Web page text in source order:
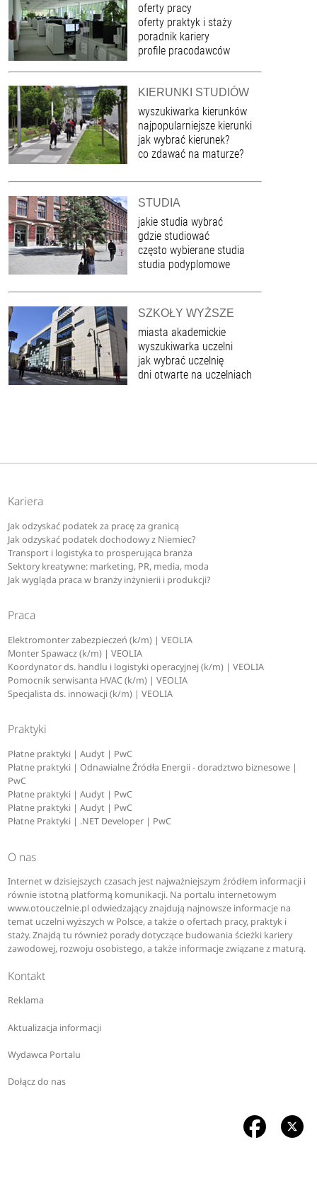
oferty pracy
oferty praktyk i staży
poradnik kariery
profile pracodawców
KIERUNKI STUDIÓW
wyszukiwarka kierunków
najpopularniejsze kierunki
jak wybrać kierunek?
co zdawać na maturze?
STUDIA
jakie studia wybrać
gdzie studiować
często wybierane studia
studia podyplomowe
SZKOŁY WYŻSZE
miasta akademickie
wyszukiwarka uczelni
jak wybrać uczelnię
dni otwarte na uczelniach
Kariera
Jak odzyskać podatek za pracę za granicą
Jak odzyskać podatek dochodowy z Niemiec?
Transport i logistyka to prosperująca branża
Sektory kreatywne: marketing, PR, media, moda
Jak wygląda praca w branży inżynierii i produkcji?
Praca
Elektromonter zabezpieczeń (k/m) | VEOLIA
Monter Spawacz (k/m) | VEOLIA
Koordynator ds. handlu i logistyki operacyjnej (k/m) | VEOLIA
Pomocnik serwisanta HVAC (k/m) | VEOLIA
Specjalista ds. innowacji (k/m) | VEOLIA
Praktyki
Płatne praktyki | Audyt | PwC
Płatne praktyki | Odnawialne Źródła Energii - doradztwo biznesowe |
PwC
Płatne praktyki | Audyt | PwC
Płatne praktyki | Audyt | PwC
Płatne Praktyki | .NET Developer | PwC
O nas
Internet w dzisiejszych czasach jest najważniejszym źródłem informacji i
równie istotną platformą komunikacji. Na portalu internetowym
www.otouczelnie.pl odwiedzający znajdują najnowsze informacje na
temat uczelni wyższych w Polsce, a także o ofertach pracy, praktyk i
staży. Znajdą tu również porady dotyczące budowania ścieżki kariery
zawodowej, rozwoju osobistego, a także informacje związane z maturą.
Kontakt
Reklama
Aktualizacja informacji
Wydawca Portalu
Dołącz do nas